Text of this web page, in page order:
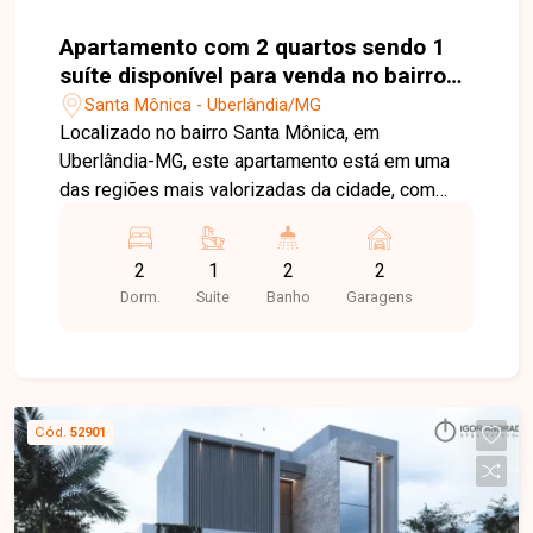
imóvel.
Apartamento com 2 quartos sendo 1
suíte disponível para venda no bairro
Santa Mônica em Uberlândia-MG
Santa Mônica - Uberlândia/MG
Localizado no bairro Santa Mônica, em
Uberlândia-MG, este apartamento está em uma
das regiões mais valorizadas da cidade, com
principais avenidas. Próximo a universidades,
supermercados, escolas, farmácias, restaurantes
e diversos comércios e serviços, o imóvel
integrada à sacada gourmet, área de serviço,
banheiro social e 02 quartos, sendo 01 suíte. O
condomínio oferece 02 vagas de garagem
cobertas, bicicletário, portaria, hall de entrada,
2
Dorm.
1
Suite
2
Banho
2
Garagens
Cód. 52901